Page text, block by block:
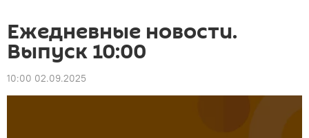
Ежедневные новости.
Выпуск 10:00
10:00 02.09.2025